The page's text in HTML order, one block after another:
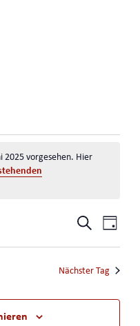
2025 vorgesehen. Hier
UND
SucheTag
Nächster Tag